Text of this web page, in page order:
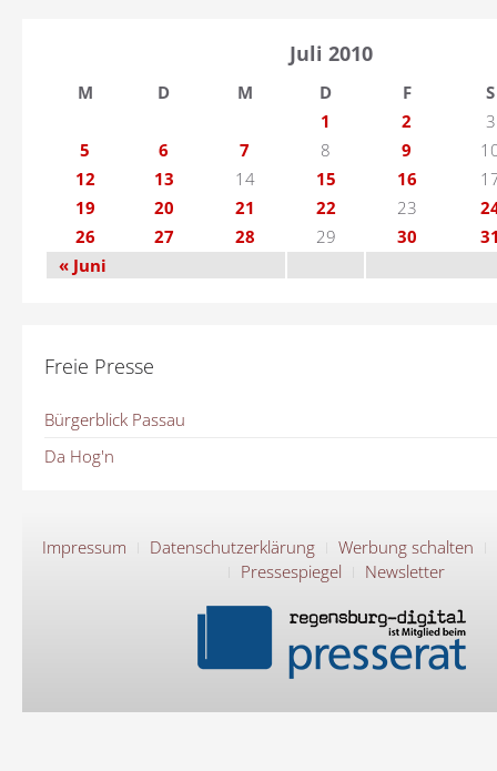
Juli 2010
M D M D F
S
1
2
3
5
6 7 8 9
12
13 14 15 16
19
20 21 22 23
26
27 28 29 30
« Juni
Freie Presse
Bürgerblick Passau
Da Hog'n
Impressum Datenschutzerklärung
Werbung schalten
Pressespiegel
Newsletter